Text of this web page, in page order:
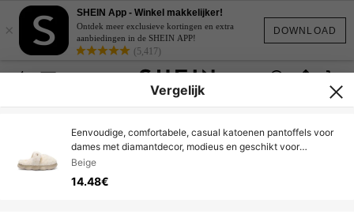
DOWNLOAD
×
SHEIN App - Winkel makkelijker!
Ontdek meer exclusieve kortingen en extra
aanbiedingen in de SHEIN APP!
(5,417)
Vergelijk
Eenvoudige, comfortabele, casual katoenen pantoffels voor
dames met diamantdecor, modieus en geschikt voor
thuisgebruik
Beige
14.48€